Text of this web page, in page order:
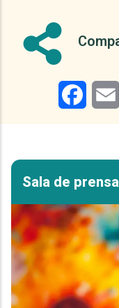
Sala de prensa